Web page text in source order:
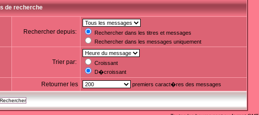
de recherche
Rechercher depuis:
Rechercher dans les titres et messages
Rechercher dans les messages uniquement
Trier par:
Croissant
D�croissant
Retourner les premiers caract�res des messages